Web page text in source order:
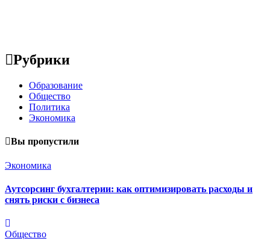
Рубрики
Образование
Общество
Политика
Экономика
Вы пропустили
Экономика
Аутсорсинг бухгалтерии: как оптимизировать расходы и
снять риски с бизнеса
Общество